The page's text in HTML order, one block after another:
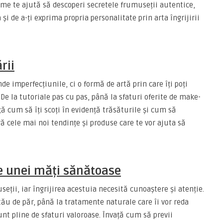
te ajută să descoperi secretele frumuseții autentice,
și de a-ți exprima propria personalitate prin arta îngrijirii
imperfecțiunile, ci o formă de artă prin care îți poți
la tutoriale pas cu pas, până la sfaturi oferite de make-
cum să îți scoți în evidență trăsăturile și cum să
cele mai noi tendințe și produse care te vor ajuta să
măți sănătoase
iar îngrijirea acestuia necesită cunoaștere și atenție.
de păr, până la tratamente naturale care îi vor reda
pline de sfaturi valoroase. Învață cum să previi